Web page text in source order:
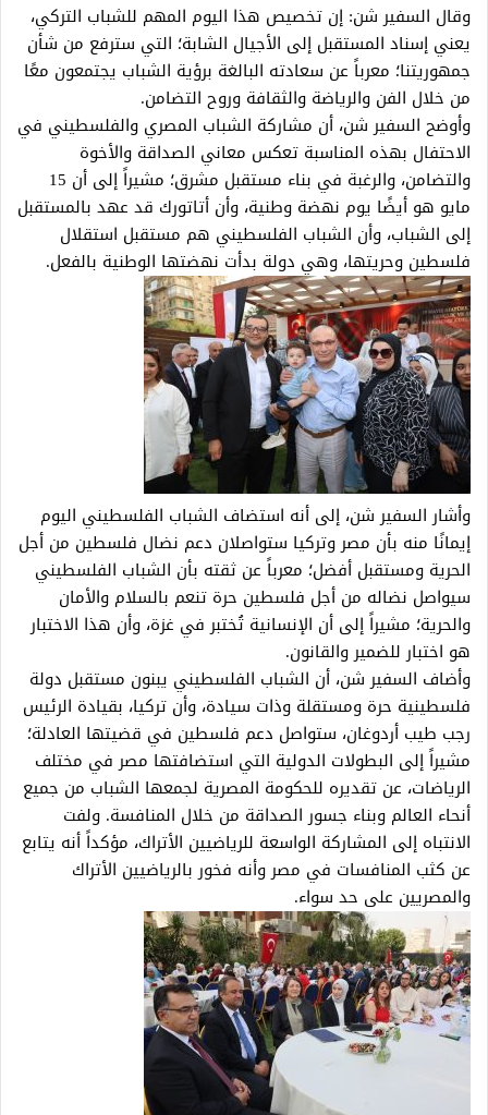
وقال السفير شن: إن تخصيص هذا اليوم المهم للشباب التركي،
يعني إسناد المستقبل إلى الأجيال الشابة؛ التي سترفع من شأن
جمهوريتنا؛ معرباً عن سعادته البالغة برؤية الشباب يجتمعون معًا
من خلال الفن والرياضة والثقافة وروح التضامن.
وأوضح السفير شن، أن مشاركة الشباب المصري والفلسطيني في
الاحتفال بهذه المناسبة تعكس معاني الصداقة والأخوة
والتضامن، والرغبة في بناء مستقبل مشرق؛ مشيراً إلى أن 15
مايو هو أيضًا يوم نهضة وطنية، وأن أتاتورك قد عهد بالمستقبل
إلى الشباب، وأن الشباب الفلسطيني هم مستقبل استقلال
فلسطين وحريتها، وهي دولة بدأت نهضتها الوطنية بالفعل.
وأشار السفير شن، إلى أنه استضاف الشباب الفلسطيني اليوم
إيمانًا منه بأن مصر وتركيا ستواصلان دعم نضال فلسطين من أجل
الحرية ومستقبل أفضل؛ معرباً عن ثقته بأن الشباب الفلسطيني
سيواصل نضاله من أجل فلسطين حرة تنعم بالسلام والأمان
والحرية؛ مشيراً إلى أن الإنسانية تُختبر في غزة، وأن هذا الاختبار
هو اختبار للضمير والقانون.
وأضاف السفير شن، أن الشباب الفلسطيني يبنون مستقبل دولة
فلسطينية حرة ومستقلة وذات سيادة، وأن تركيا، بقيادة الرئيس
رجب طيب أردوغان، ستواصل دعم فلسطين في قضيتها العادلة؛
مشيراً إلى البطولات الدولية التي استضافتها مصر في مختلف
الرياضات، عن تقديره للحكومة المصرية لجمعها الشباب من جميع
أنحاء العالم وبناء جسور الصداقة من خلال المنافسة. ولفت
الانتباه إلى المشاركة الواسعة للرياضيين الأتراك، مؤكداً أنه يتابع
عن كثب المنافسات في مصر وأنه فخور بالرياضيين الأتراك
والمصريين على حد سواء.